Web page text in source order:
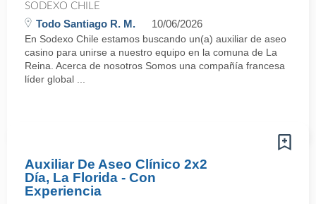
SODEXO CHILE
Todo Santiago R. M. 10/06/2026
En Sodexo Chile estamos buscando un(a) auxiliar de aseo
casino para unirse a nuestro equipo en la comuna de La
Reina. Acerca de nosotros Somos una compañía francesa
líder global ...
Auxiliar De Aseo Clínico 2x2
Día, La Florida - Con
Experiencia